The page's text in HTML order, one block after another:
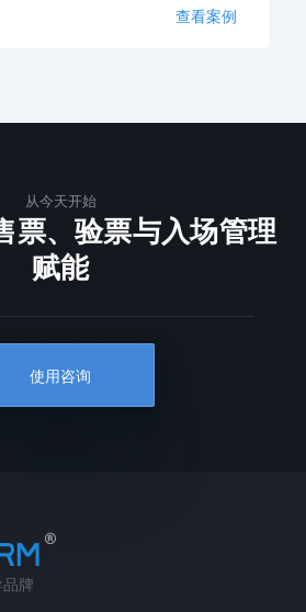
查看案例
从今天开始
票、验票与入场管理
赋能
使用咨询
牌